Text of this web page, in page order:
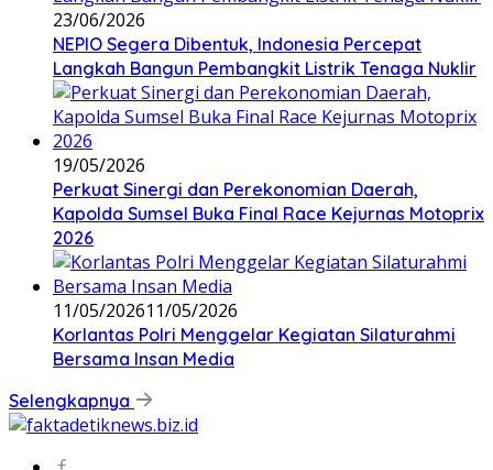
23/06/2026
NEPIO Segera Dibentuk, Indonesia Percepat
Langkah Bangun Pembangkit Listrik Tenaga Nuklir
19/05/2026
Perkuat Sinergi dan Perekonomian Daerah,
Kapolda Sumsel Buka Final Race Kejurnas Motoprix
2026
11/05/202611/05/2026
Korlantas Polri Menggelar Kegiatan Silaturahmi
Bersama Insan Media
Selengkapnya